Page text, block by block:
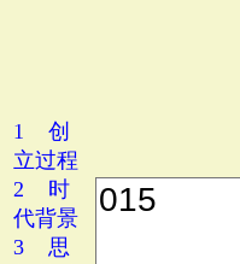
1 创
立过程
2 时
代背景
3 思